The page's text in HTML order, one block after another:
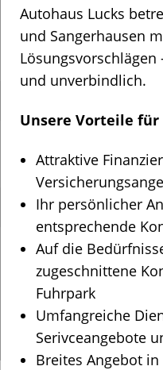
Autohaus Lucks
und Sangerhausen
und unverbindlich.
Unsere Vorteile für
Attraktive
Ihr persönlicher
entsprechende
Auf die
zugeschnittene
Fuhrpark
Umfangreiche
Serivceangebote
Breites Angebot